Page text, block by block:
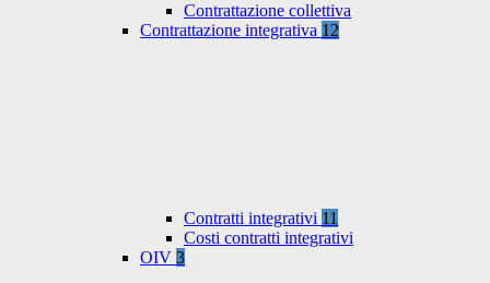
Contrattazione collettiva
Contrattazione integrativa 12
Contratti integrativi 11
Costi contratti integrativi
OIV 3